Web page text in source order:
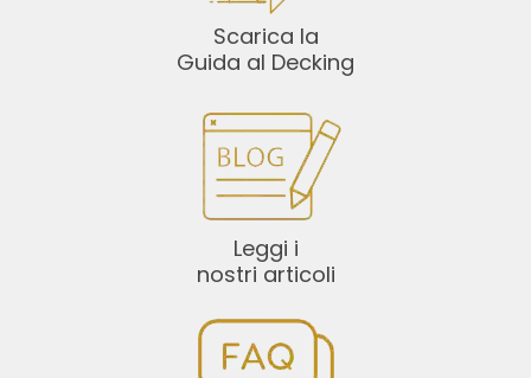
Scarica la
Guida al Decking
Leggi i
nostri articoli